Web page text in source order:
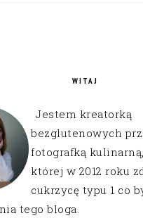
WITAJ
Jestem kreatorką
bezglutenowych
fotografką
której w 2012 roku
cukrzycę typu 1 co
tego bloga.